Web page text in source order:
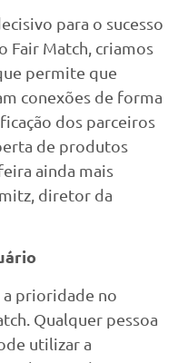
para o sucesso
Fair Match, criamos
permite que
conexões de forma
dos parceiros
de produtos
ainda mais
diretor da
prioridade no
Qualquer pessoa
utilizar a